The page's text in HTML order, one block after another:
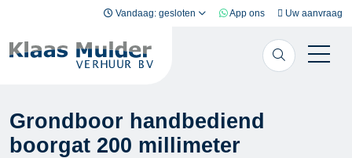
Vandaag: gesloten App ons Uw aanvraag
Grondboor handbediend
boorgat 200 millimeter